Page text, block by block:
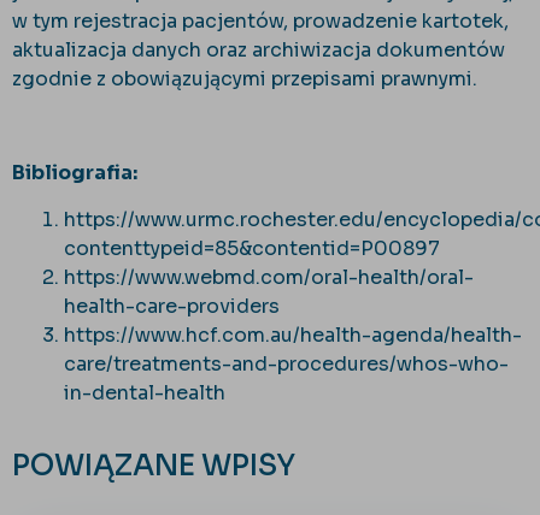
w tym rejestracja pacjentów, prowadzenie kartotek,
aktualizacja danych oraz archiwizacja dokumentów
zgodnie z obowiązującymi przepisami prawnymi.
Bibliografia:
https://www.urmc.rochester.edu/encyclopedia/
contenttypeid=85&contentid=P00897
https://www.webmd.com/oral-health/oral-
health-care-providers
https://www.hcf.com.au/health-agenda/health-
care/treatments-and-procedures/whos-who-
in-dental-health
POWIĄZANE WPISY